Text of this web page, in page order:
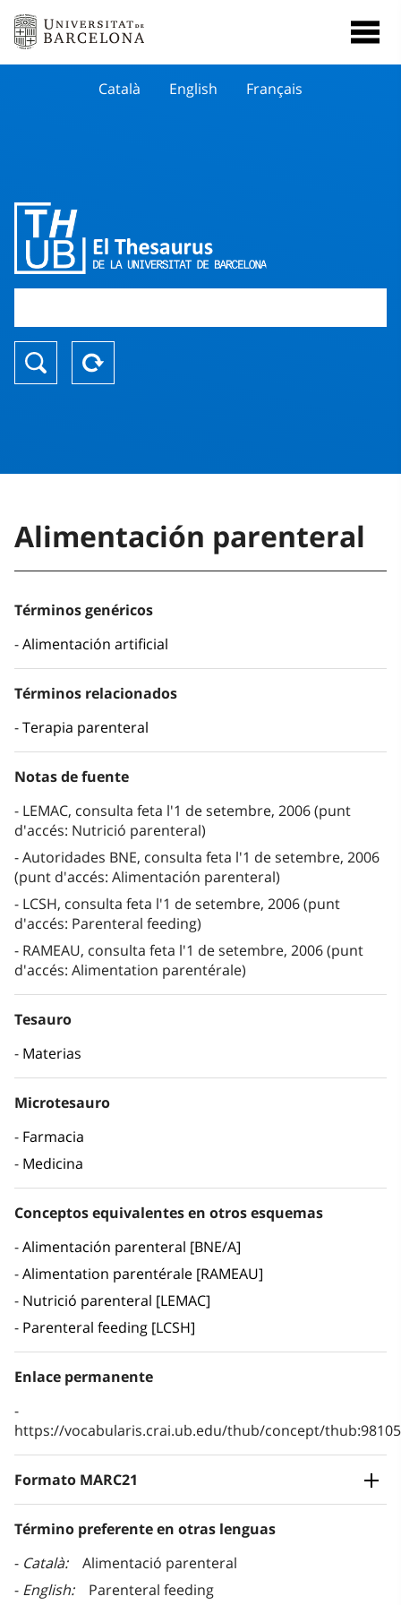
Català English Français
Alimentación parenteral
Términos genéricos
Alimentación artificial
Términos relacionados
Terapia parenteral
Notas de fuente
LEMAC, consulta feta l'1 de setembre, 2006 (punt
d'accés: Nutrició parenteral)
Autoridades BNE, consulta feta l'1 de setembre, 2006
(punt d'accés: Alimentación parenteral)
LCSH, consulta feta l'1 de setembre, 2006 (punt
d'accés: Parenteral feeding)
RAMEAU, consulta feta l'1 de setembre, 2006 (punt
d'accés: Alimentation parentérale)
Tesauro
Materias
Microtesauro
Farmacia
Medicina
Conceptos equivalentes en otros esquemas
Alimentación parenteral [BNE/A]
Alimentation parentérale [RAMEAU]
Nutrició parenteral [LEMAC]
Parenteral feeding [LCSH]
Enlace permanente
https://vocabularis.crai.ub.edu/thub/concept/
Formato MARC21
Término preferente en otras lenguas
Català
Alimentació parenteral
English
Parenteral feeding